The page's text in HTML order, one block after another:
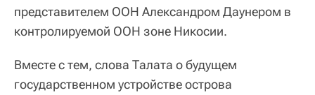
представителем ООН Александром Даунером в
контролируемой ООН зоне Никосии.
Вместе с тем, слова Талата о будущем
государственном устройстве острова